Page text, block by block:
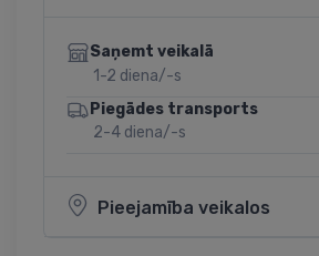
Saņemt veikalā
1-2 diena/-s
Piegādes transports
2-4 diena/-s
Pieejamība veikalos